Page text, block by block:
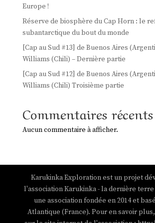
Europe !
Réserve de biosphère du Cap Horn : le
subantarctique du bout du monde
[Cap au Sud #13] de Buenos Aires
Williams (Chili) – Dernière partie
[Cap au Sud #12] de Buenos Aires
Williams (Chili) Troisième partie
Commentaires récents
Aucun commentaire à afficher.
Karukinka Exploration est un projet
l'association Karukinka - la dernière
une association fondée en 2014 et
Atlantique (France). Pour en savoir